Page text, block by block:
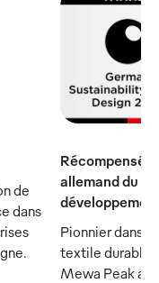
de
dans
Récompensé
allemand du
Pionnier dans
textile durable
Mewa Peak a